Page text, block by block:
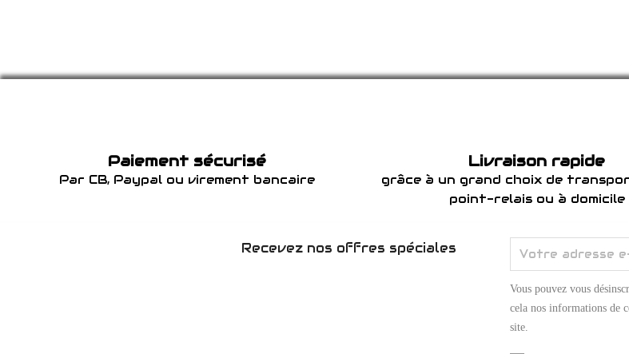
Paiement sécurisé
Par CB, Paypal ou virement bancaire
Livraison rapide
grâce à un grand choix de
point-relais ou à domicile
Recevez nos offres spéciales
Vous pouvez vous
cela nos informations de
site.